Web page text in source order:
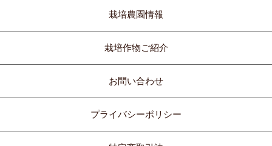
栽培農園情報
栽培作物ご紹介
お問い合わせ
プライバシーポリシー